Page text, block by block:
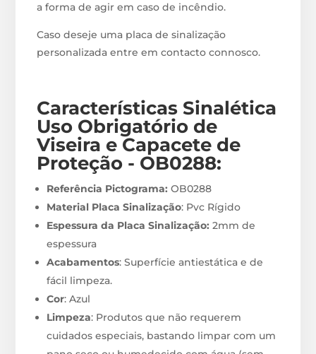
a forma de agir em caso de incêndio.
Caso deseje uma placa de sinalização
personalizada entre em contacto connosco.
Características Sinalética
Uso Obrigatório de
Viseira e Capacete de
Proteção - OB0288:
Referência Pictograma: OB0288
Material Placa Sinalização: Pvc Rígido
Espessura da Placa Sinalização: 2mm de
espessura
Acabamentos: Superfície antiestática e de
fácil limpeza.
Cor: Azul
Limpeza: Produtos que não requerem
cuidados especiais, bastando limpar com um